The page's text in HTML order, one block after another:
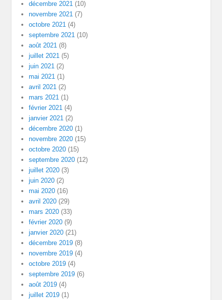
décembre 2021 (10)
novembre 2021 (7)
octobre 2021 (4)
septembre 2021 (10)
août 2021 (8)
juillet 2021 (5)
juin 2021 (2)
mai 2021 (1)
avril 2021 (2)
mars 2021 (1)
février 2021 (4)
janvier 2021 (2)
décembre 2020 (1)
novembre 2020 (15)
octobre 2020 (15)
septembre 2020 (12)
juillet 2020 (3)
juin 2020 (2)
mai 2020 (16)
avril 2020 (29)
mars 2020 (33)
février 2020 (9)
janvier 2020 (21)
décembre 2019 (8)
novembre 2019 (4)
octobre 2019 (4)
septembre 2019 (6)
août 2019 (4)
juillet 2019 (1)